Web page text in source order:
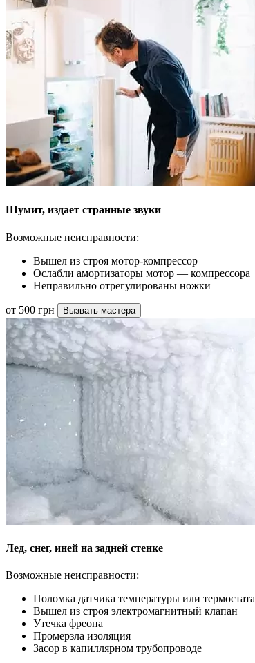
Шумит, издает странные звуки
Возможные неисправности:
Вышел из строя мотор-компрессор
Ослабли амортизаторы мотор — компрессора
Неправильно отрегулированы ножки
от 500 грн Вызвать мастера
Лед, снег, иней на задней стенке
Возможные неисправности:
Поломка датчика температуры или термостата
Вышел из строя электромагнитный клапан
Утечка фреона
Промерзла изоляция
Засор в капиллярном трубопроводе